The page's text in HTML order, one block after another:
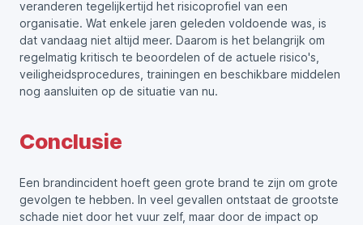
veranderen tegelijkertijd het risicoprofiel van een
organisatie. Wat enkele jaren geleden voldoende was, is
dat vandaag niet altijd meer. Daarom is het belangrijk om
regelmatig kritisch te beoordelen of de actuele risico's,
veiligheidsprocedures, trainingen en beschikbare middelen
nog aansluiten op de situatie van nu.
Conclusie
Een brandincident hoeft geen grote brand te zijn om grote
gevolgen te hebben. In veel gevallen ontstaat de grootste
schade niet door het vuur zelf, maar door de impact op